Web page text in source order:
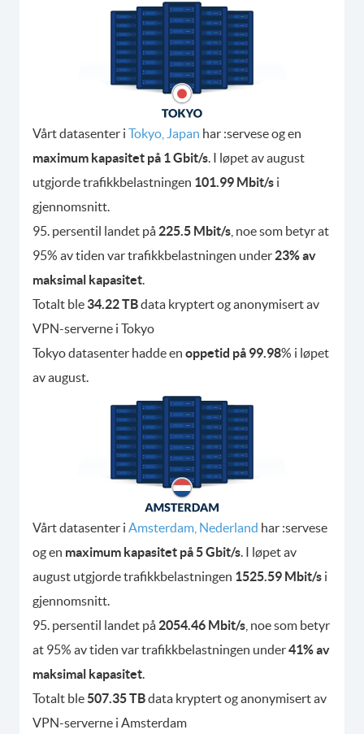
Vårt datasenter i Tokyo, Japan har :servese og en
maximum kapasitet på 1 Gbit/s. I løpet av august
utgjorde trafikkbelastningen 101.99 Mbit/s i
gjennomsnitt.
95. persentil landet på 225.5 Mbit/s , noe som betyr at
95% av tiden var trafikkbelastningen under 23% av
maksimal kapasitet.
Totalt ble 34.22 TBdata kryptert og anonymisert av
VPN-serverne i Tokyo
Tokyo datasenter hadde en oppetid på 99.98% i løpet
av august.
Vårt datasenter i Amsterdam, Nederland har :servese
og en maximum kapasitet på 5 Gbit/s. I løpet av
august utgjorde trafikkbelastningen 1525.59 Mbit/s i
gjennomsnitt.
95. persentil landet på 2054.46 Mbit/s , noe som betyr
at 95% av tiden var trafikkbelastningen under41% av
maksimal kapasitet.
Totalt ble507.35 TBdata kryptert og anonymisert av
VPN-serverne i Amsterdam